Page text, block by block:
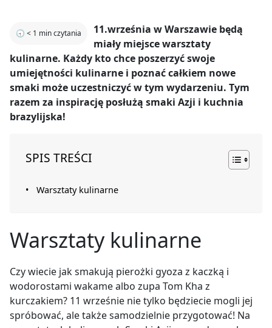
🕣 < 1 min czytania
11.września w Warszawie będą
miały miejsce warsztaty
kulinarne. Każdy kto chce poszerzyć swoje
umiejętności kulinarne i poznać całkiem nowe
smaki może uczestniczyć w tym wydarzeniu. Tym
razem za inspirację posłużą smaki Azji i kuchnia
brazylijska!
SPIS TREŚCI
Warsztaty kulinarne
Warsztaty kulinarne
Czy wiecie jak smakują pierożki gyoza z kaczką i
wodorostami wakame albo zupa Tom Kha z
kurczakiem? 11 wrześnie nie tylko będziecie mogli jej
spróbować, ale także samodzielnie przygotować! Na